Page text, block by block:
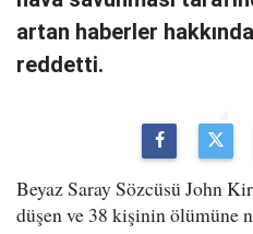
artan haberler
reddetti.
Beyaz Saray Sözcüsü John
düşen ve 38 kişinin ölümüne